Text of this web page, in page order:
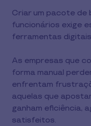
Criar um pacote de
funcionários exige
ferramentas
As empresas que
forma manual
enfrentam
aquelas que
ganham eficiência,
satisfeitos.